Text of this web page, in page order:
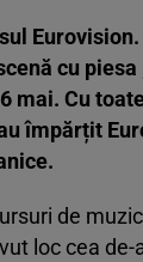
cu piesa
mai. Cu
împărțit
de
loc cea